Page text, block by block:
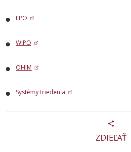
EPO
WIPO
OHIM
Systémy triedenia
ZDIEĽAŤ